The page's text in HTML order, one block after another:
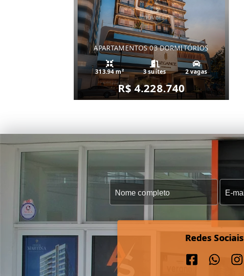
APARTAMENTOS 03 DORMITÓRIOS
313.94 m² 3 suítes 2 vagas
R$ 4.228.740
Redes Sociais